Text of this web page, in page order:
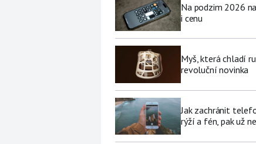
Na podzim 2026
i cenu
Myš, která chladí
revoluční novinka
Jak zachránit
rýží a fén, pak už